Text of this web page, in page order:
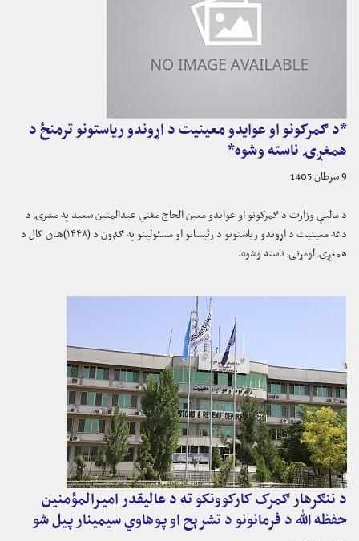
*د ګمرکونو او عوایدو معینیت د اړوندو ریاستونو ترمنځ د
همغږۍ ناسته وشوه*
9 سرطان 1405
د مالیې وزارت د ګمرکونو او عوایدو معین الحاج مفتي عبدالمتین سعید په مشرۍ د
دغه معینیت د اړوندو ریاستونو د رئیسانو او مسئولینو په ګډون د (۱۴۴۸)هـ.ق کال د
همغږۍ لومړنۍ ناسته وشوه.
د ننګرهار ګمرک کارکوونکو ته د عالیقدر امیرالمؤمنین
حفظه الله د فرمانونو د تشرېح او پوهاوي سیمینار پیل شو